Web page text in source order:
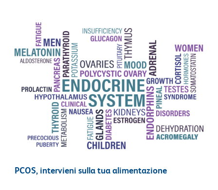
PCOS, intervieni sulla tua alimentazione